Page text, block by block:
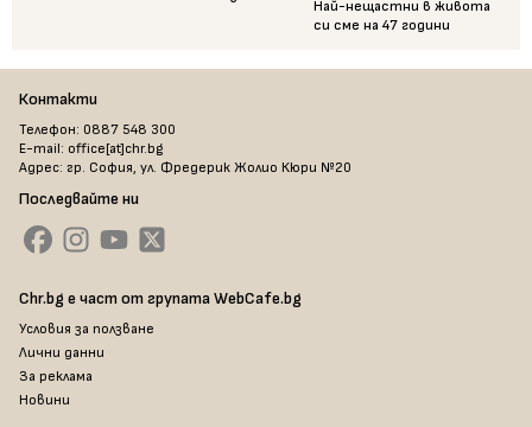
Най-нещастни в живота
си сме на 47 години
Контакти
Телефон: 0887 548 300
E-mail: office[at]chr.bg
Адрес: гр. София, ул. Фредерик Жолио Кюри №20
Последвайте ни
Chr.bg е част от групата WebCafe.bg
Условия за ползване
Лични данни
За реклама
Новини